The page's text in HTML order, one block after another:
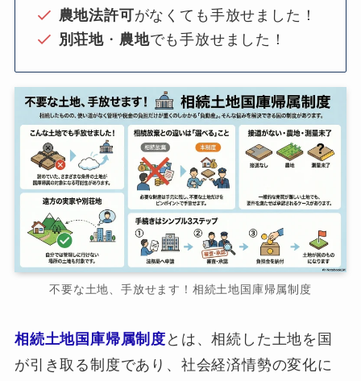
農地法許可がなくても手放せました！
別荘地 ・ 農地でも手放せました！
不要な土地、手放せます！相続土地国庫帰属制度
相続土地国庫帰属制度 とは、相続した土地を国
が引き取る制度であり、社会経済情勢の変化に